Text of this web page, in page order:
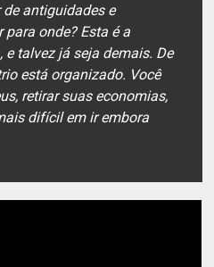
antiguidades e
onde? Esta é a
e talvez já seja demais. De
está organizado. Você
retirar suas economias,
difícil em ir embora